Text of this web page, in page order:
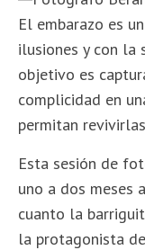
El embarazo es
ilusiones y con la
objetivo es
complicidad en
permitan
Esta sesión de
uno a dos meses
cuanto la
la protagonista